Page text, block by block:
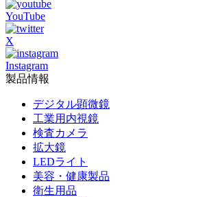
YouTube
X
Instagram
製品情報
デジタル顕微鏡
工業用内視鏡
検査カメラ
拡大鏡
LEDライト
美容・健康製品
衛生用品